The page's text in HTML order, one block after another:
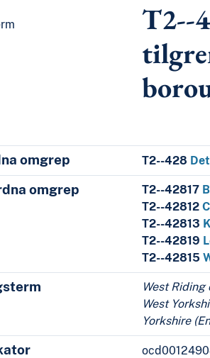
Antarktis, himmellegemer
boroughs
T2--
omgrep T2--428
omgrep T2--42817
T2--42812
T2--42813
T2--42819
T2--42815
West Riding
West
Yorkshire